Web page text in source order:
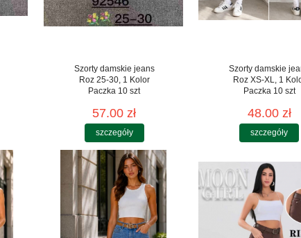
Szorty damskie jeans
Roz 25-30, 1 Kolor
Paczka 10 szt
57.00 zł
szczegóły
Szorty damskie
Roz XS-XL, 1
Paczka 10 szt
48.00 zł
szczegóły